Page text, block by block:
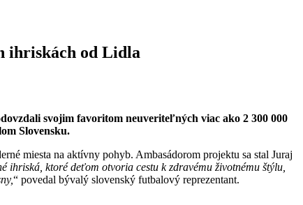
ihriskách od Lidla
svojim favoritom neuveriteľných viac ako 2 300 000
Slovensku.
miesta na aktívny pohyb. Ambasádorom projektu sa stal Juraj
ihriská, ktoré deťom otvoria cestu k zdravému životnému štýlu,
“ povedal bývalý slovenský futbalový reprezentant.